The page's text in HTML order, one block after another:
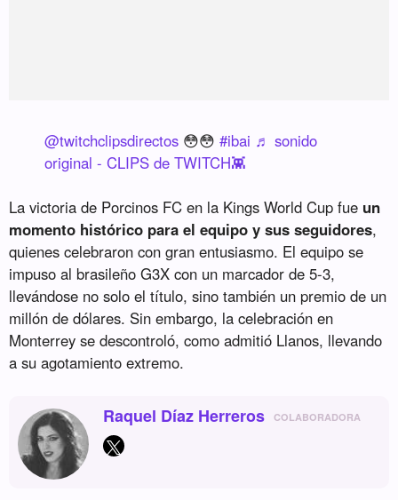
@twitchclipsdirectos 😳😳#ibai ♬ sonido
original - CLIPS de TWITCH👾
La victoria de Porcinos FC en la Kings World Cup fue un
momento histórico para el equipo y sus seguidores,
quienes celebraron con gran entusiasmo. El equipo se
impuso al brasileño G3X con un marcador de 5-3,
llevándose no solo el título, sino también un premio de un
millón de dólares. Sin embargo, la celebración en
Monterrey se descontroló, como admitió Llanos, llevando
a su agotamiento extremo.
Raquel Díaz Herreros COLABORADORA